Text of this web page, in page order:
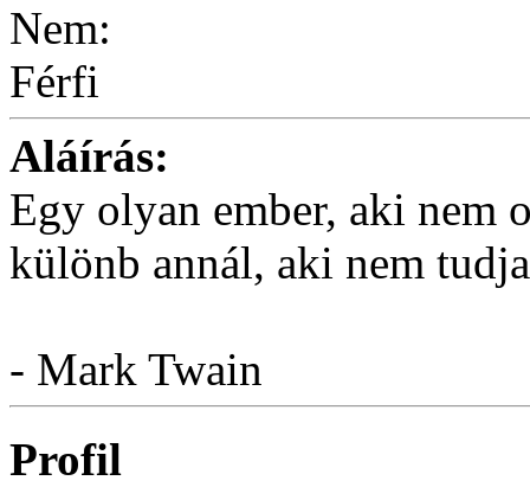
Nem:
Férfi
Aláírás:
Egy olyan ember, aki nem
különb annál, aki nem
- Mark Twain
Profil